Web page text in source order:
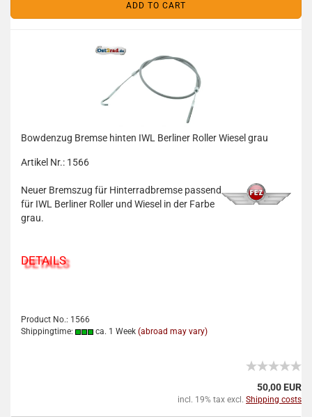
ADD TO CART
Bowdenzug Bremse hinten IWL Berliner Roller Wiesel grau
Artikel Nr.: 1566
Neuer Bremszug für Hinterradbremse passend
für IWL Berliner Roller und Wiesel in der Farbe
grau.
DETAILS
Product No.: 1566
Shippingtime:
ca. 1 Week (abroad may vary)
50,00 EUR
incl. 19% tax excl. Shipping costs